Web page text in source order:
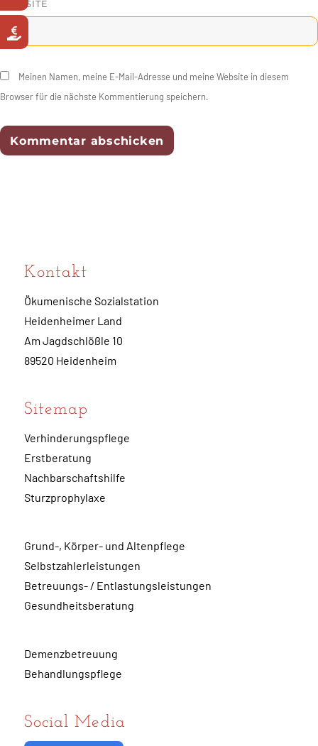
WEBSITE
Meinen Namen, meine E-Mail-Adresse und meine Website in diesem
Browser für die nächste Kommentierung speichern.
Kontakt
Ökumenische Sozialstation
Heidenheimer Land
Am Jagdschlößle 10
89520 Heidenheim
Sitemap
Verhinderungspflege
Erstberatung
Nachbarschaftshilfe
Sturzprophylaxe
Grund-, Körper- und Altenpflege
Selbstzahlerleistungen
Betreuungs- / Entlastungsleistungen
Gesundheitsberatung
Demenzbetreuung
Behandlungspflege
Social Media